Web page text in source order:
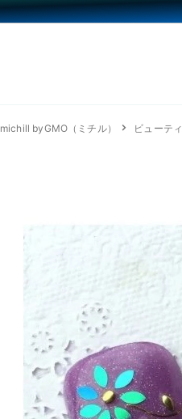
michill byGMO（ミチル） ビューティ